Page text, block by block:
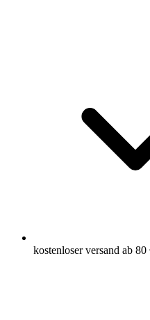
kostenloser versand ab 80